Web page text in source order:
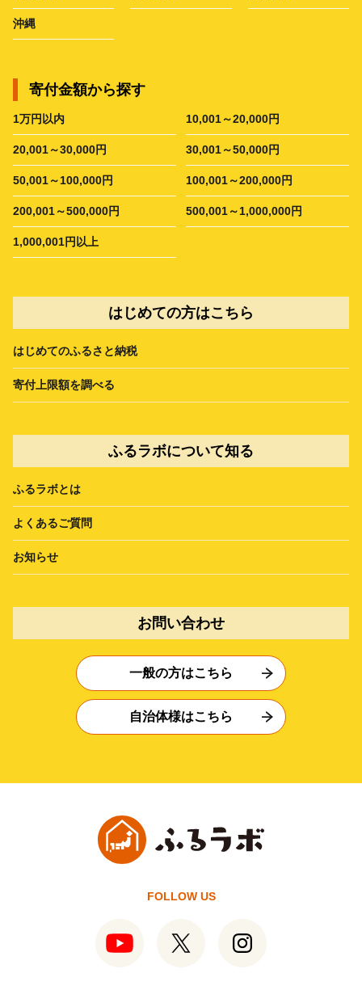
沖縄
寄付金額から探す
1万円以内 10,001～20,000円
20,001～30,000円 30,001～50,000円
50,001～100,000円 100,001～200,000円
200,001～500,000円 500,001～1,000,000円
1,000,001円以上
はじめての方はこちら
はじめてのふるさと納税
寄付上限額を調べる
ふるラボについて知る
ふるラボとは
よくあるご質問
お知らせ
お問い合わせ
一般の方はこちら
自治体様はこちら
FOLLOW US